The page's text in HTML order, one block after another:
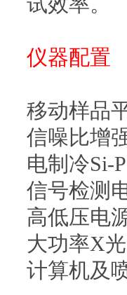
仪器配置
移动样品
信噪比增
电制冷Si-
信号检测
高低压电
大功率X
计算机及